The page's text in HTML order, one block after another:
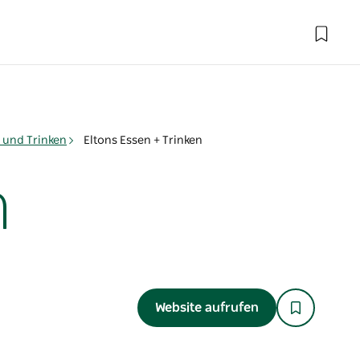
und Trinken Eltons Essen + Trinken
Website aufrufen